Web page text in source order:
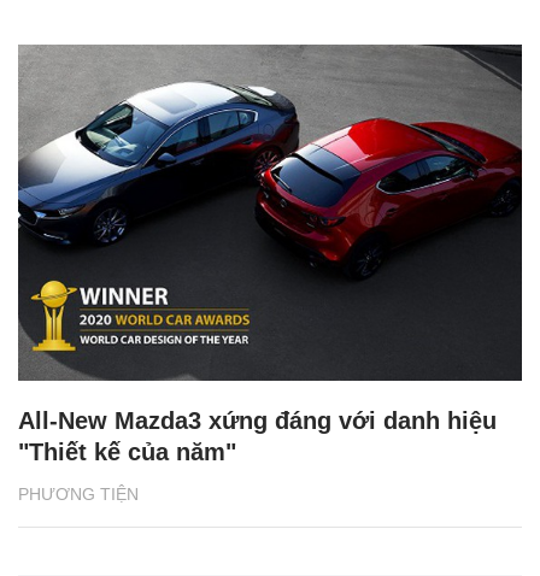
PHƯƠNG TIỆN
All-New Mazda3 xứng đáng với danh hiệu
"Thiết kế của năm"